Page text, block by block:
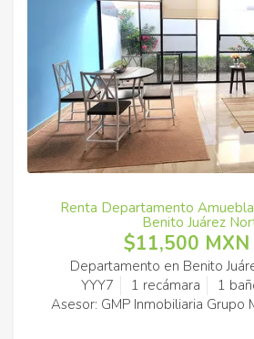
Renta Departamento
Benito Juárez
$11,500 MXN
Departamento en Benito
YYY7
1 recámara 1
Asesor: GMP Inmobiliaria Grupo